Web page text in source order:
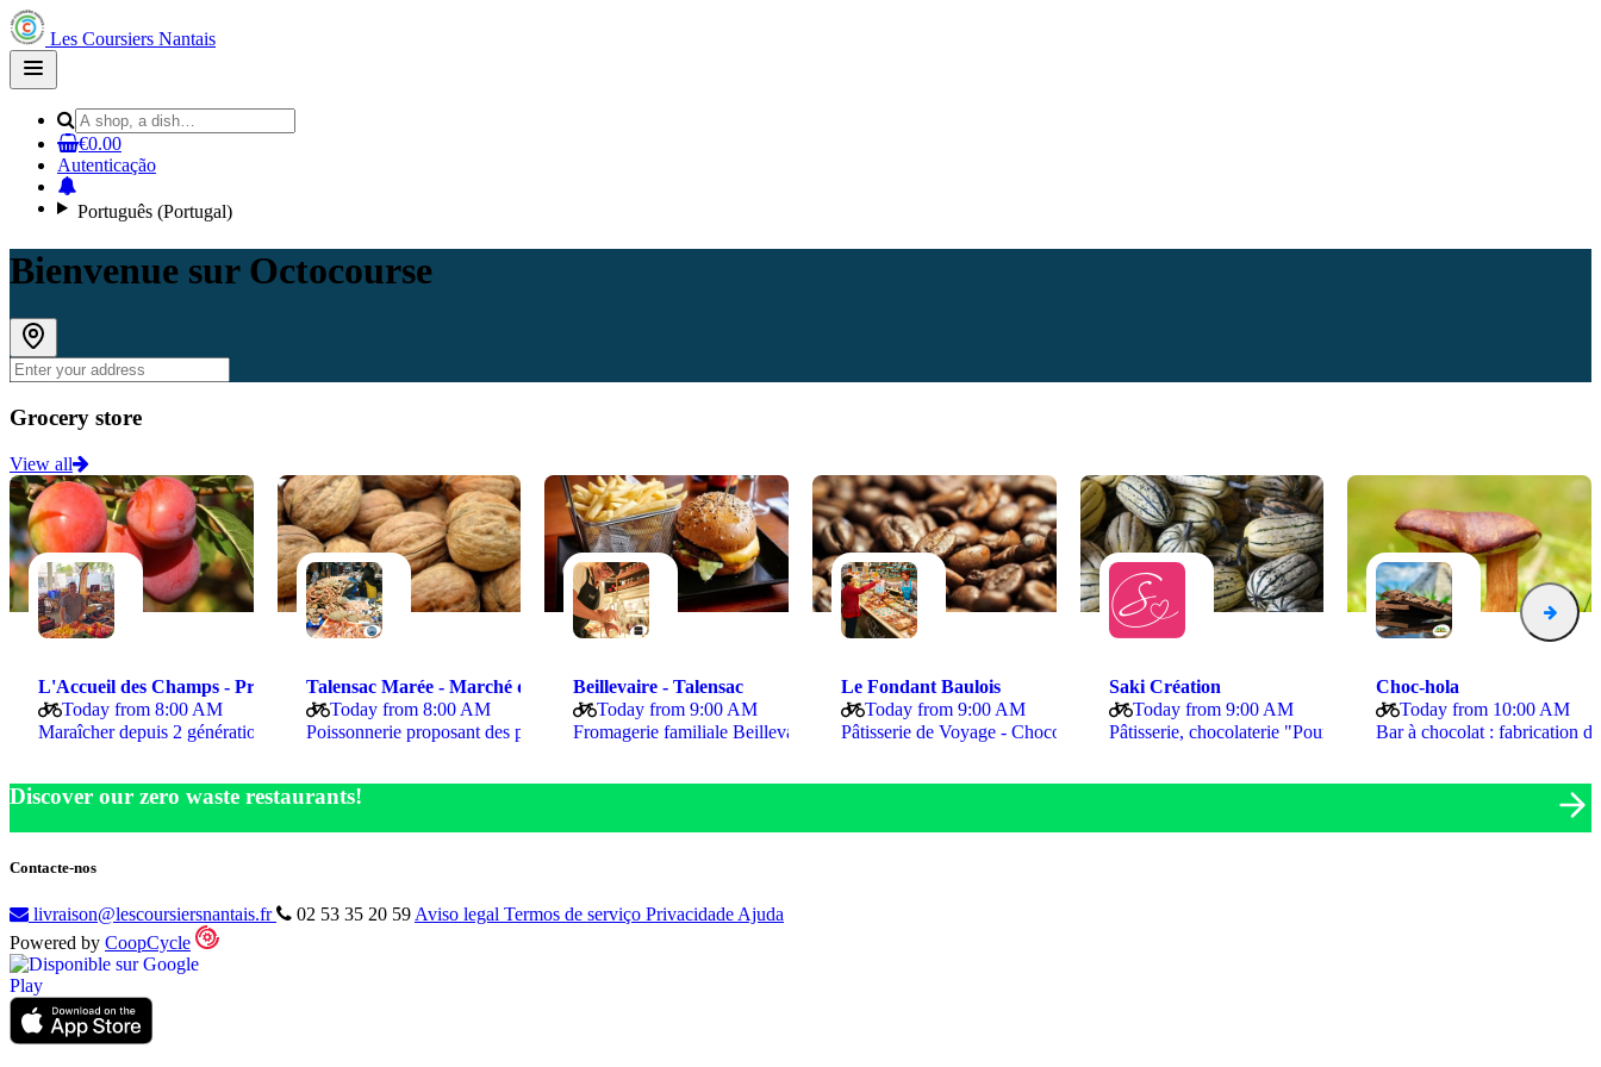
Les Coursiers Nantais
Open
main
€0.00
Autenticação
Português (Portugal)
Bienvenue sur Octocourse
Grocery store
View all
Today from 8:00 AM
Today from 8:00 AM
Beillevaire - Talensac
Today from 9:00 AM
Le Fondant Baulois
Today from 9:00 AM
Saki Création
Today from 9:00 AM
Pâtisserie, chocolaterie "Pour…
Choc-hola
Today from 10:00 AM
Discover our zero waste restaurants!
Contacte-nos
livraison@lescoursiersnantais.fr 02 53 35 20 59 Aviso legal Termos de serviço Privacidade Ajuda
Powered by CoopCycle